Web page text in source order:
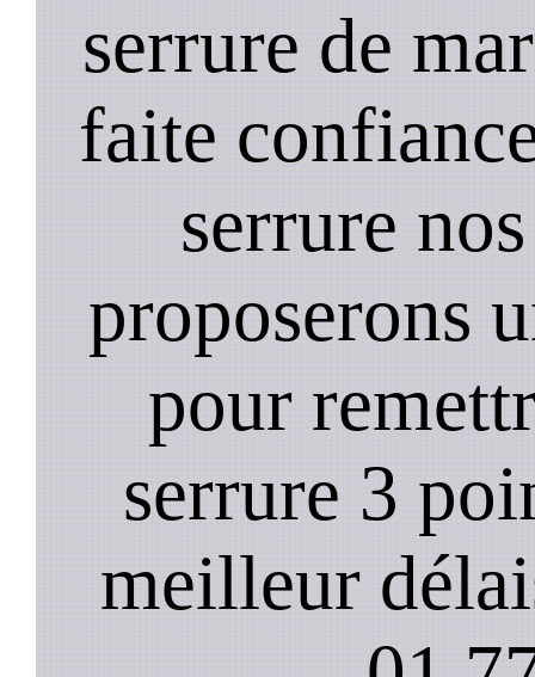
serrure de
faite
serrure
proposerons
pour
serrure 3
meilleur